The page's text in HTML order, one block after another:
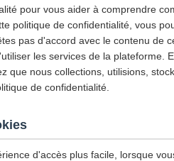
pour vous aider à comprendre
politique de confidentialité, vous
pas d'accord avec le contenu de
les services de la plateforme.
que nous collections, utilisions,
de confidentialité.
d'accès plus facile, lorsque